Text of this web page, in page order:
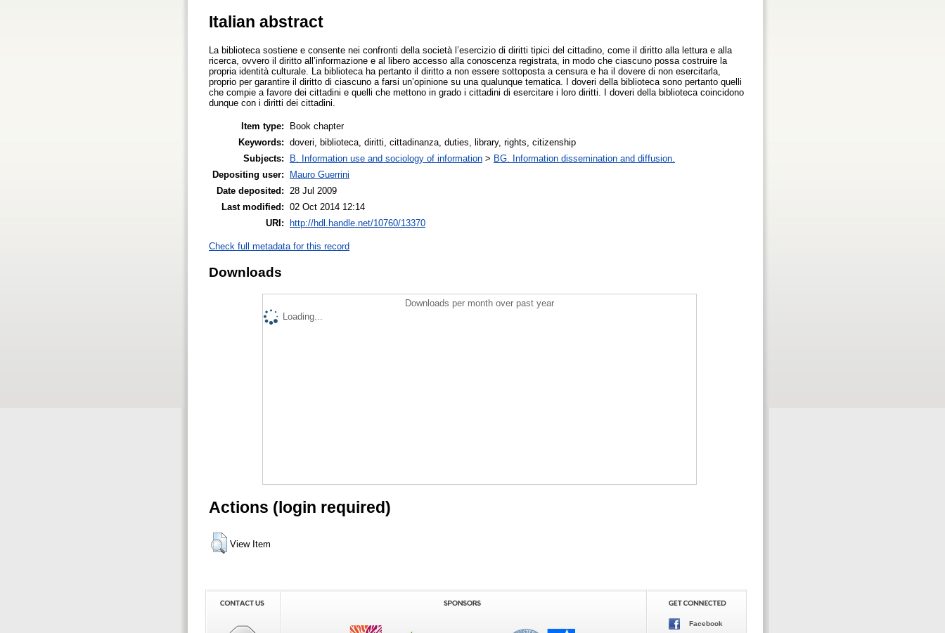
Italian abstract
La biblioteca sostiene e consente nei confronti della società l’esercizio di diritti tipici del cittadino, come il diritto alla lettura e alla
ricerca, ovvero il diritto all’informazione e al libero accesso alla conoscenza registrata, in modo che ciascuno possa costruire la
propria identità culturale. La biblioteca ha pertanto il diritto a non essere sottoposta a censura e ha il dovere di non esercitarla,
proprio per garantire il diritto di ciascuno a farsi un’opinione su una qualunque tematica. I doveri della biblioteca sono pertanto quelli
che compie a favore dei cittadini e quelli che mettono in grado i cittadini di esercitare i loro diritti. I doveri della biblioteca coincidono
dunque con i diritti dei cittadini.
Item type:
Book chapter
Keywords: doveri, biblioteca, diritti, cittadinanza, duties, library, rights, citizenship
Subjects:
B. Information use and sociology of information > BG. Information dissemination and diffusion.
Depositing user:
Mauro Guerrini
Date deposited:
28 Jul 2009
Last modified: 02 Oct 2014 12:14
URI:
http://hdl.handle.net/10760/13370
Check full metadata for this record
Downloads
Downloads per month over past year
Loading...
Actions (login required)
View Item
Facebook